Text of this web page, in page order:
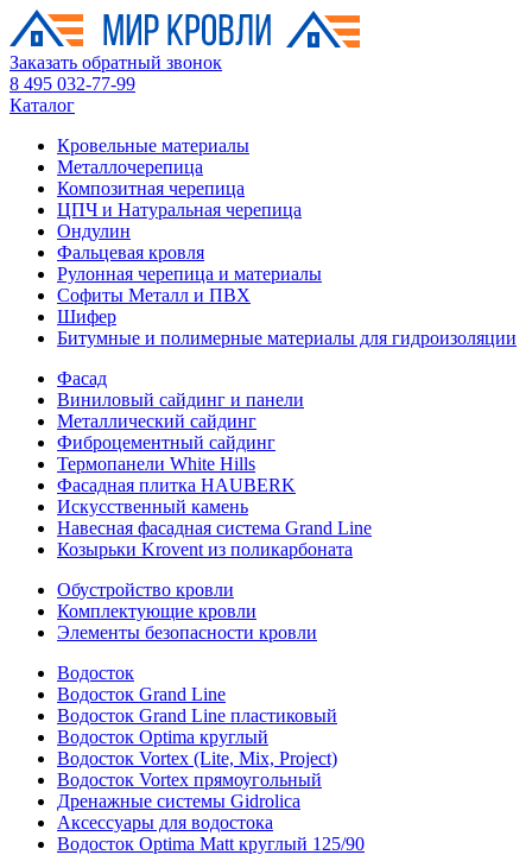
Заказать обратный звонок
8 495 032-77-99
Каталог
Кровельные материалы
Металлочерепица
Композитная черепица
ЦПЧ и Натуральная черепица
Ондулин
Фальцевая кровля
Рулонная черепица и материалы
Софиты Металл и ПВХ
Шифер
Битумные и полимерные материалы для гидроизоляции
Фасад
Виниловый сайдинг и панели
Металлический сайдинг
Фиброцементный сайдинг
Термопанели White Hills
Фасадная плитка HAUBERK
Искусственный камень
Навесная фасадная система Grand Line
Козырьки Krovent из поликарбоната
Обустройство кровли
Комплектующие кровли
Элементы безопасности кровли
Водосток
Водосток Grand Line
Водосток Grand Line пластиковый
Водосток Optima круглый
Водосток Vortex (Lite, Mix, Project)
Водосток Vortex прямоугольный
Дренажные системы Gidrolica
Аксессуары для водостока
Водосток Optima Matt круглый 125/90